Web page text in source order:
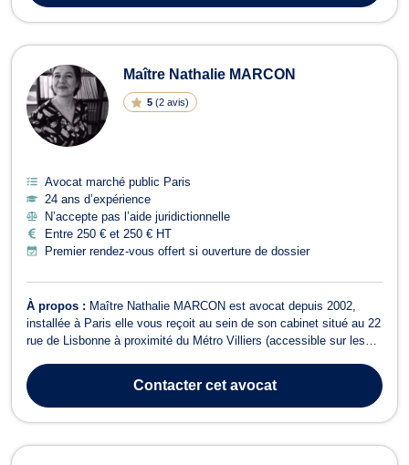
Maître Nathalie MARCON
5 (2 avis)
Avocat marché public Paris
24 ans d’expérience
N’accepte pas l’aide juridictionnelle
Entre 250 € et 250 € HT
Premier rendez-vous offert si ouverture de dossier
À propos : Maître Nathalie MARCON est avocat depuis 2002,
installée à Paris elle vous reçoit au sein de son cabinet situé au 22
rue de Lisbonne à proximité du Métro Villiers (accessible sur les
conférences à l'Université et elle enseigne le contentieux
administratif, le dro...Contactercet avocat